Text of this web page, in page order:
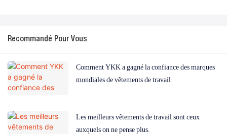
Recommandé Pour Vous
Comment YKK a gagné la confiance des marques
mondiales de vêtements de travail
Les meilleurs vêtements de travail sont ceux
auxquels on ne pense plus.